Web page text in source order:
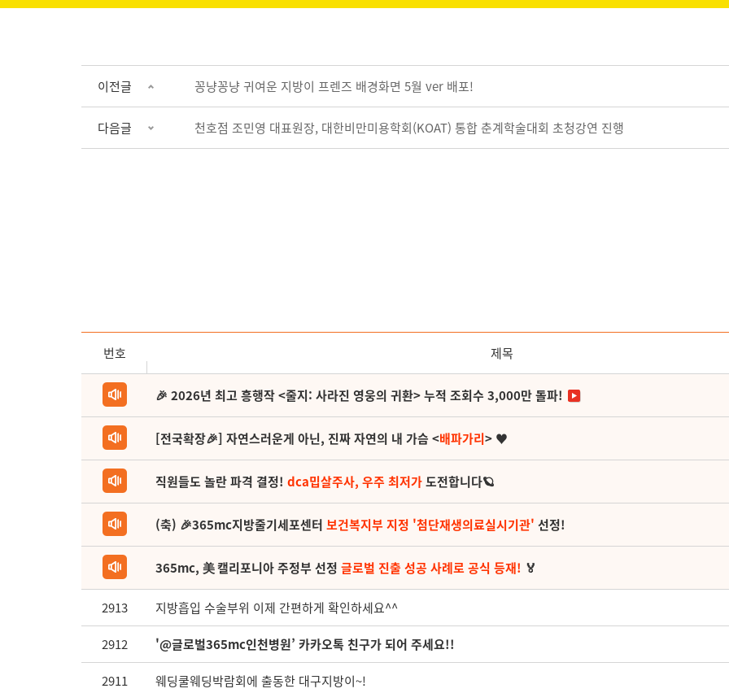
이전글 꽁냥꽁냥 귀여운 지방이 프렌즈 배경화면 5월 ver 배포!
다음글 천호점 조민영 대표원장, 대한비만미용학회(KOAT) 통합 춘계학술대회 초청강연 진행
번호 제목
🎉 2026년 최고 흥행작 <줄지: 사라진 영웅의 귀환> 누적 조회수 3,000만 돌파!
[전국확장🎉] 자연스러운게 아닌, 진짜 자연의 내 가슴 <배파가리> ♥
직원들도 놀란 파격 결정! dca밉살주사, 우주 최저가도전합니다🪐
(축) 🎉365mc지방줄기세포센터 보건복지부 지정 '첨단재생의료실시기관' 선정!
365mc, 美 캘리포니아 주정부 선정 글로벌 진출 성공 사례로 공식 등재! 🏅
2913 지방흡입 수술부위 이제 간편하게 확인하세요^^
2912 '@글로벌365mc인천병원’ 카카오톡 친구가 되어 주세요!!
2911 웨딩쿨웨딩박람회에 출동한 대구지방이~!